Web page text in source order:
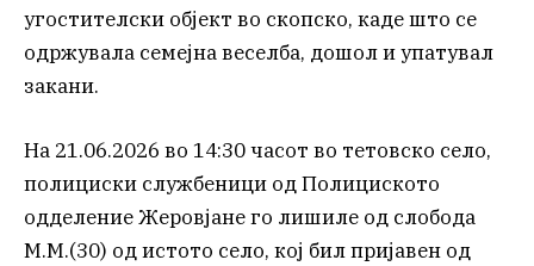
угостителски објект во скопско, каде што се
одржувала семејна веселба, дошол и упатувал
закани.
На 21.06.2026 во 14:30 часот во тетовско село,
полициски службеници од Полициското
одделение Жеровјане го лишиле од слобода
М.М.(30) од истото село, кој бил пријавен од